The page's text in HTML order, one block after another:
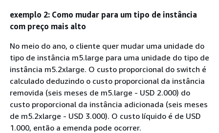
exemplo 2: Como mudar para um tipo de instância
com preço mais alto
No meio do ano, o cliente quer mudar uma unidade do
tipo de instância m5.large para uma unidade do tipo de
instância m5.2xlarge. O custo proporcional do switch é
calculado deduzindo o custo proporcional da instância
removida (seis meses de m5.large - USD 2.000) do
custo proporcional da instância adicionada (seis meses
de m5.2xlarge - USD 3.000). O custo líquido é de USD
1.000, então a emenda pode ocorrer.